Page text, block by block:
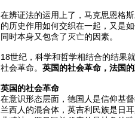
在辨证法的运用上了，马克思恩格
的历史作用如何交织在一起，又是
同时本身又包含了灭亡的因素。
18世纪，科学和哲学相结合的结果
社会革命。 英国的社会革命，法国
英国的社会革命
在意识形态层面，德国人是信仰基
兰西人的混合体，英吉利民族是日